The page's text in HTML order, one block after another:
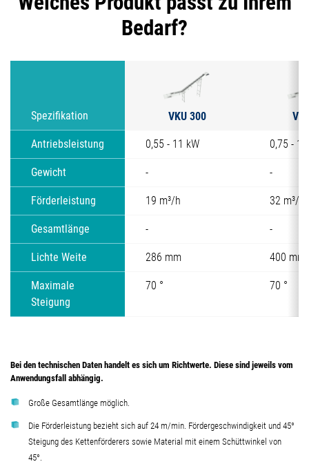
Bedarf?
Spezifikation VKU 300
Antriebsleistung 0,55 - 11 kW 0,75 -
Gewicht - -
Förderleistung 19 m³/h 32 m³/h
Gesamtlänge - -
Lichte Weite 286 mm 400 mm
Maximale
Steigung
70 ° 70 °
Bei den technischen Daten handelt es sich um Richtwerte. Diese sind jeweils vom
Anwendungsfall abhängig.
Große Gesamtlänge möglich.
Die Förderleistung bezieht sich auf 24 m/min. Fördergeschwindigkeit und 45°
Steigung des Kettenförderers sowie Material mit einem Schüttwinkel von
45°.